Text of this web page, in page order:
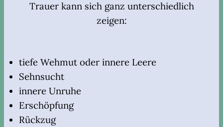
Trauer kann sich ganz unterschiedlich
zeigen:
tiefe Wehmut oder innere Leere
Sehnsucht
innere Unruhe
Erschöpfung
Rückzug